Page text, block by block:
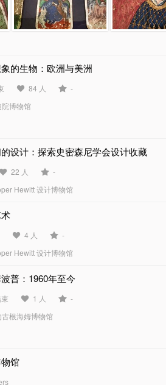
的生物：欧洲与美洲
84 人
-
博物馆
设计：探索史密森尼学会设计收藏
22 人
-
Hewitt 设计博物馆
4 人
-
Hewitt 设计博物馆
普：1960年至今
1 人
-
根海姆博物馆
馆